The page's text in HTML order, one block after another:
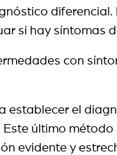
si hay síntomas
con
establecer el
último
evidente y